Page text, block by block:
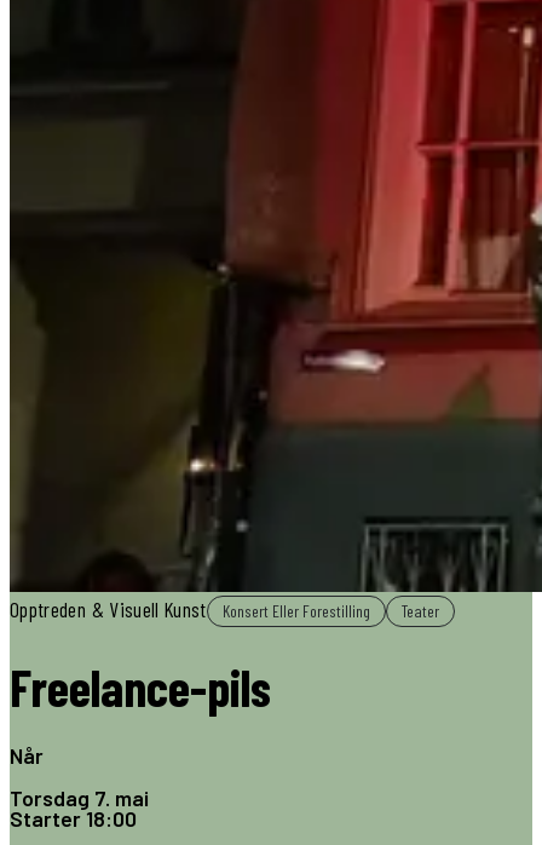
Opptreden & Visuell Kunst Konsert Eller Forestilling Teater
Freelance-pils
Når
Torsdag 7. mai
Starter18:00